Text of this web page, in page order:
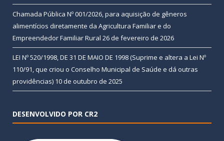
Chamada Pública Nº 001/2026, para aquisição de gêneros
alimentícios diretamente da Agricultura Familiar e do
Empreendedor Familiar Rural 26 de fevereiro de 2026
LEI Nº 520/1998, DE 31 DE MAIO DE 1998 (Suprime e altera a Lei Nº
110/91, que criou o Conselho Municipal de Saúde e dá outras
providências) 10 de outubro de 2025
DESENVOLVIDO POR CR2